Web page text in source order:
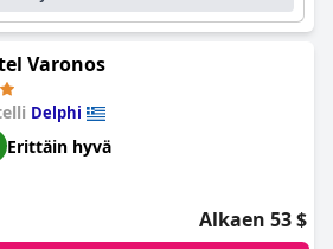
on oma pysäköintialue. Sängyt ovat
nukkumiskokemuksen.
Boutique Hotel
joka tekee vierailusta unohtumattoman.
Varonos
Delphi
Erittäin hyvä
Alkaen 53 $